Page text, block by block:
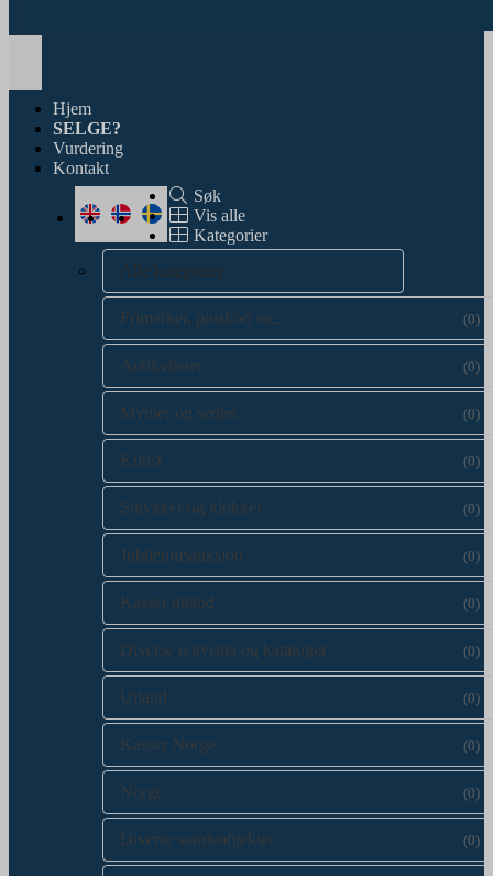
navigation
Hjem
SELGE?
Vurdering
Kontakt
Søk
Vis alle
Kategorier
Alle kategorier
Frimerker, postkort etc. (0)
Antikviteter (0)
Mynter og sedler (0)
Kunst (0)
Smykker og klokker (0)
Jubileumsauksjon (0)
Kasser utland (0)
Diverse rekvisita og kataloger (0)
Utland (0)
Kasser Norge (0)
Norge (0)
Diverse samleobjekter (0)